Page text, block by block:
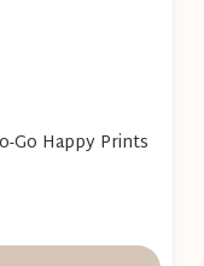
Go Happy Prints